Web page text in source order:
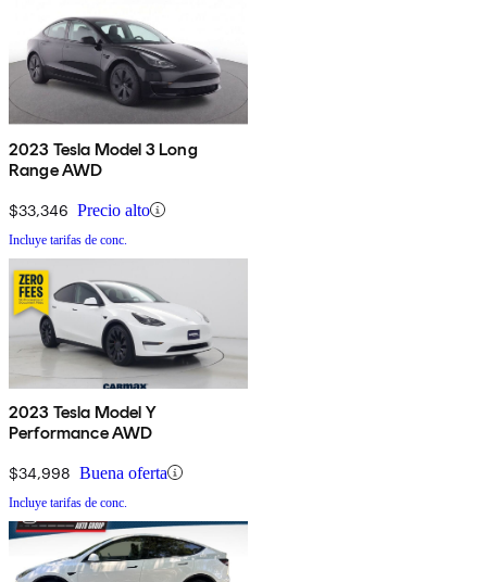
2023 Tesla Model 3 Long
Range AWD
$33,346 Precio alto
Incluye tarifas de conc.
2023 Tesla Model Y
Performance AWD
$34,998 Buena oferta
Incluye tarifas de conc.